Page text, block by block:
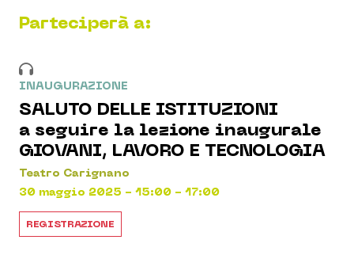
Parteciperà a:
INAUGURAZIONE
SALUTO DELLE ISTITUZIONI
a seguire la lezione inaugurale
GIOVANI, LAVORO E TECNOLOGIA
Teatro Carignano
30 maggio 2025 - 15:00 - 17:00
REGISTRAZIONE